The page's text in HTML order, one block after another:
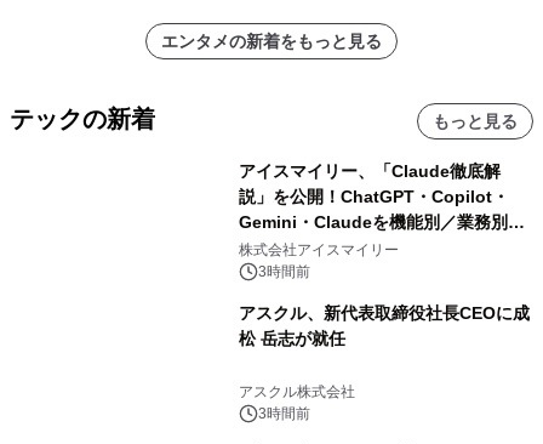
エンタメの新着をもっと見る
テックの新着 もっと見る
アイスマイリー、「Claude徹底解
説」を公開！ChatGPT・Copilot・
Gemini・Claudeを機能別／業務別に
比較―自社に合う生成AIの選び方がわ
かる実践ガイド
株式会社アイスマイリー
3時間前
アスクル、新代表取締役社長CEOに成
松 岳志が就任
アスクル株式会社
3時間前